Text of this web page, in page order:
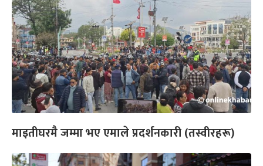
माइतीघरमै जम्मा भए एमाले प्रदर्शनकारी (तस्वीरहरू)